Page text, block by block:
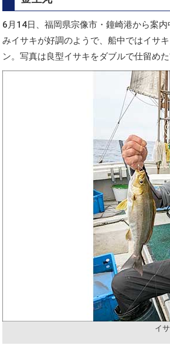
6月14日、福岡県宗像市・鐘崎港から案内
みイサキが好調のようで、船中ではイサ
ン。写真は良型イサキをダブルで仕留め
イ